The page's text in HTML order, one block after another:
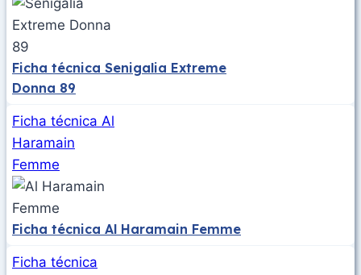
Ficha técnica Senigalia Extreme
Donna 89
Ficha técnica Al
Haramain
Femme
Ficha técnica Al Haramain Femme
Ficha técnica